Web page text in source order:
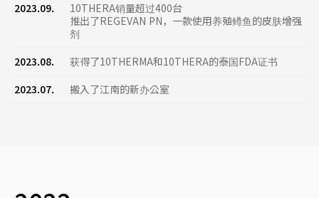
2023.09.
10THERA销量超过400台
推出了REGEVAN PN，一款使用养殖鳟鱼的皮肤增强
剂
2023.08.
获得了10THERMA和10THERA的泰国FDA证书
2023.07.
搬入了江南的新办公室